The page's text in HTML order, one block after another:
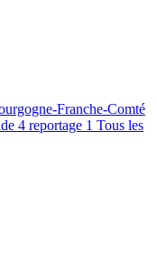
Franche-Comté
4 reportage 1 Tous les